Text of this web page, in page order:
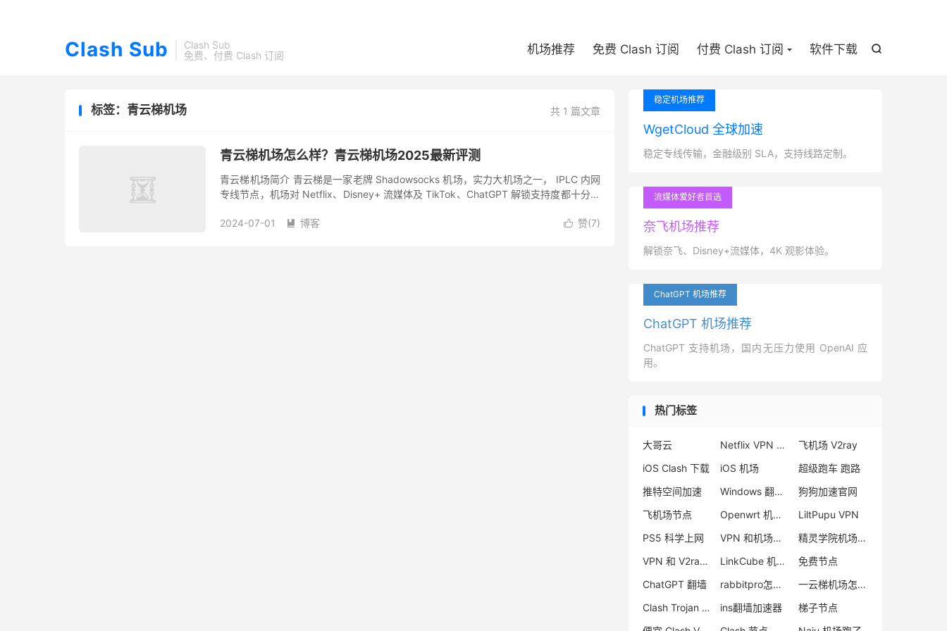
Clash Sub
Clash Sub
免费、付费 Clash 订阅

机场推荐 免费 Clash 订阅 付费 Clash 订阅 软件下载
共 1 篇文章
标签：青云梯机场
青云梯机场怎么样？青云梯机场2025最新评测
青云梯机场简介 青云梯是一家老牌 Shadowsocks 机场，实力大机场之一， IPLC 内网
专线节点，机场对 Netflix、Disney+ 流媒体及 TikTok、ChatGPT 解锁支持度都十分不
 赞(7)
2024-07-01  博客
稳定机场推荐
WgetCloud 全球加速
稳定专线传输，金融级别 SLA，支持线路定制。
流媒体爱好者首选
奈飞机场推荐
解锁奈飞、Disney+流媒体，4K 观影体验。
ChatGPT 机场推荐
ChatGPT 机场推荐
ChatGPT 支持机场，国内无压力使用 OpenAI 应
用。
热门标签
大哥云 Netflix VPN 推荐
飞机场 V2ray
iOS Clash 下载
iOS 机场
超级跑车 跑路
推特空间加速
Windows 翻墙软件下载
狗狗加速官网
飞机场节点
Openwrt 机场推荐
LiltPupu VPN
PS5 科学上网
VPN 和机场区别
精灵学院机场怎么样
VPN 和 V2ray 区别
LinkCube 机场测评
免费节点
ChatGPT 翻墙
rabbitpro怎么样
一云梯机场怎么样
Clash Trojan 节点
ins翻墙加速器
梯子节点